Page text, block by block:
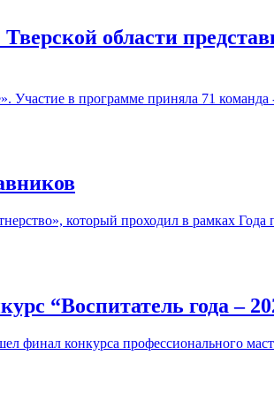
области
Участие в программе приняла 71
который проходил в рамках Года
“Воспитатель года –
конкурса профессионального